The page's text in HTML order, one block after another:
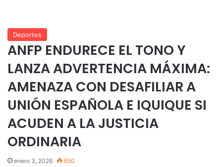
Deportes
ANFP ENDURECE EL TONO Y
LANZA ADVERTENCIA MÁXIMA:
AMENAZA CON DESAFILIAR A
UNIÓN ESPAÑOLA E IQUIQUE SI
ACUDEN A LA JUSTICIA
ORDINARIA
enero 3, 2026 850